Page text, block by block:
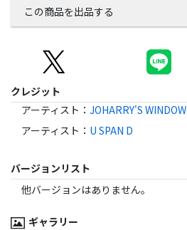
この商品を出品する
クレジット
アーティスト ： JOHARRY'S WINDOW
アーティスト ： U SPAN D
バージョンリスト
他バージョンはありません。
ギャラリー